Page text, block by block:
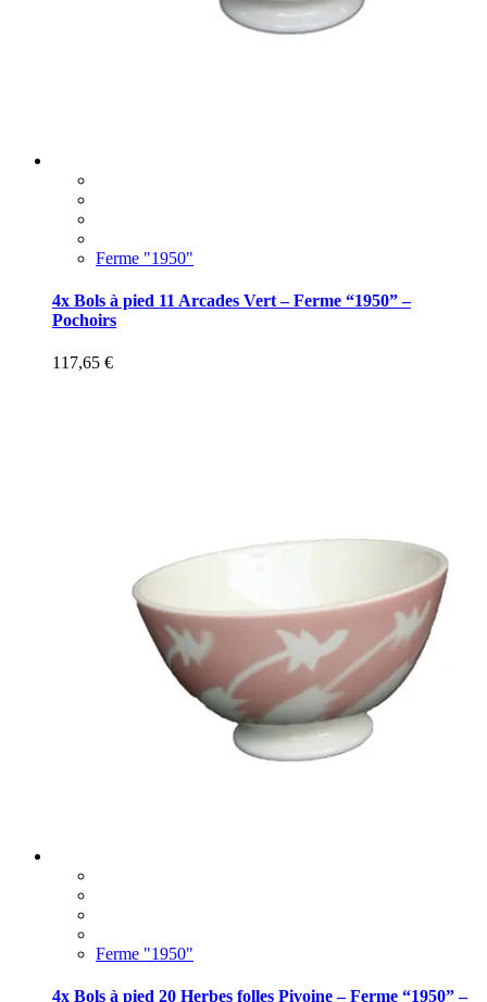
Ferme "1950"
4x Bols à pied 11 Arcades Vert – Ferme “1950” –
Pochoirs
117,65 €
Ferme "1950"
4x Bols à pied 20 Herbes folles Pivoine – Ferme “1950” –